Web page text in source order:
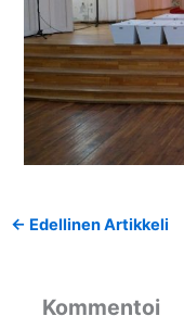
← Edellinen Artikkeli
Kommentoi